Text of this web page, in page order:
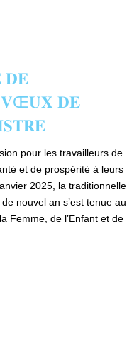
𝐃𝐄
𝐕Œ𝐔𝐗 𝐃𝐄
pour les travailleurs de
et de prospérité à leurs
2025, la traditionnelle
nouvel an s’est tenue au
Femme, de l’Enfant et de